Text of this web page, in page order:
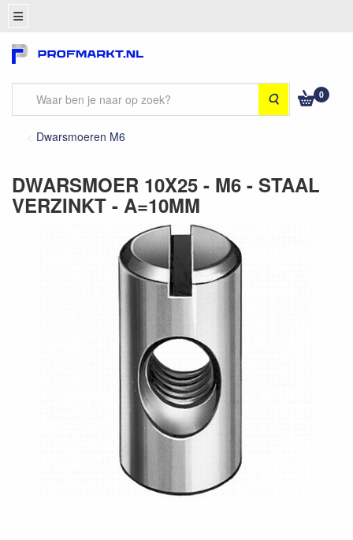
Zoeken 0
Dwarsmoeren M6
DWARSMOER 10X25 - M6 - STAAL
VERZINKT - A=10MM